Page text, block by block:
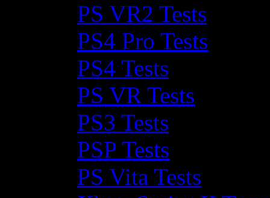
PS VR2 Tests
PS4 Pro Tests
PS4 Tests
PS VR Tests
PS3 Tests
PSP Tests
PS Vita Tests